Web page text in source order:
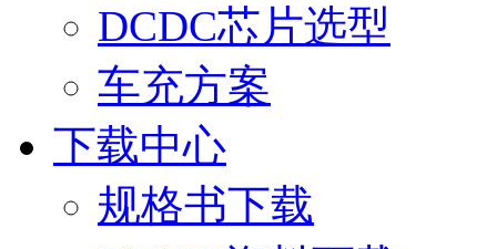
DCDC芯片选型
车充方案
下载中心
规格书下载